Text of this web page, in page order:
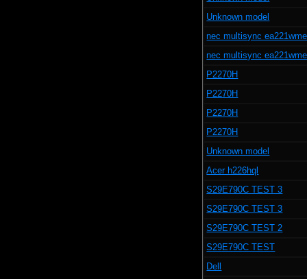
Unknown model
nec multisync ea221wme
nec multisync ea221wme
P2270H
P2270H
P2270H
P2270H
Unknown model
Acer h226hql
S29E790C TEST 3
S29E790C TEST 3
S29E790C TEST 2
S29E790C TEST
Dell